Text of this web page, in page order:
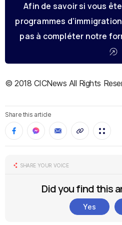
Afin de savoir si vous
programmes
pas à compléter notre
© 2018 CICNews All Rights
Share this article
SHARE YOUR VOICE
Did you find this
Yes